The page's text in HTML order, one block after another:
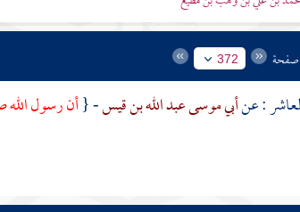
صفحة 372
أبي موسى عبد الله بن قيس- {أن رسول الله